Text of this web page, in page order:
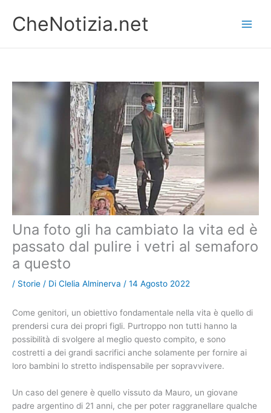
contenuto
CheNotizia.net
Una foto gli ha cambiato la vita ed è
passato dal pulire i vetri al semaforo
a questo
/ Storie / Di Clelia Alminerva / 14 Agosto 2022
Come genitori, un obiettivo fondamentale nella vita è quello di
prendersi cura dei propri figli. Purtroppo non tutti hanno la
possibilità di svolgere al meglio questo compito, e sono
costretti a dei grandi sacrifici anche solamente per fornire ai
loro bambini lo stretto indispensabile per sopravvivere.
Un caso del genere è quello vissuto da Mauro, un giovane
padre argentino di 21 anni, che per poter raggranellare qualche